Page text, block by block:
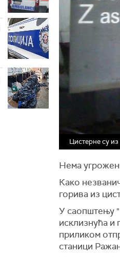
Цистерне су
Нема
Како
горива из
У саопштењу
исклизнућа и
приликом
станици